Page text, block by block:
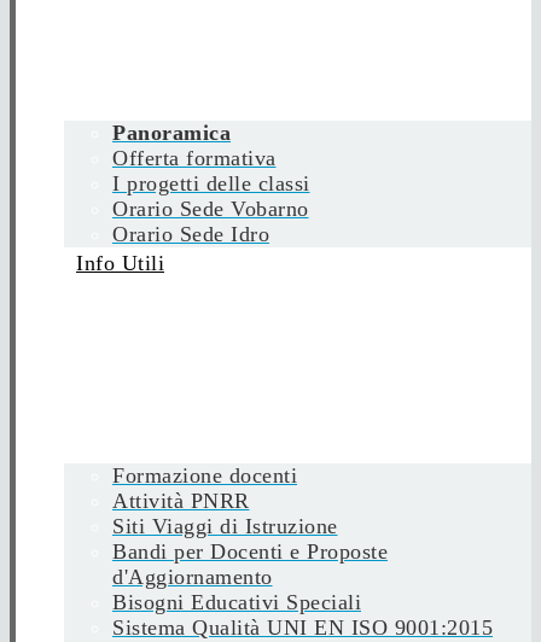
Panoramica
Offerta formativa
I progetti delle classi
Orario Sede Vobarno
Orario Sede Idro
Info Utili
Formazione docenti
Attività PNRR
Siti Viaggi di Istruzione
Bandi per Docenti e Proposte
d'Aggiornamento
Bisogni Educativi Speciali
Sistema Qualità UNI EN ISO 9001:2015